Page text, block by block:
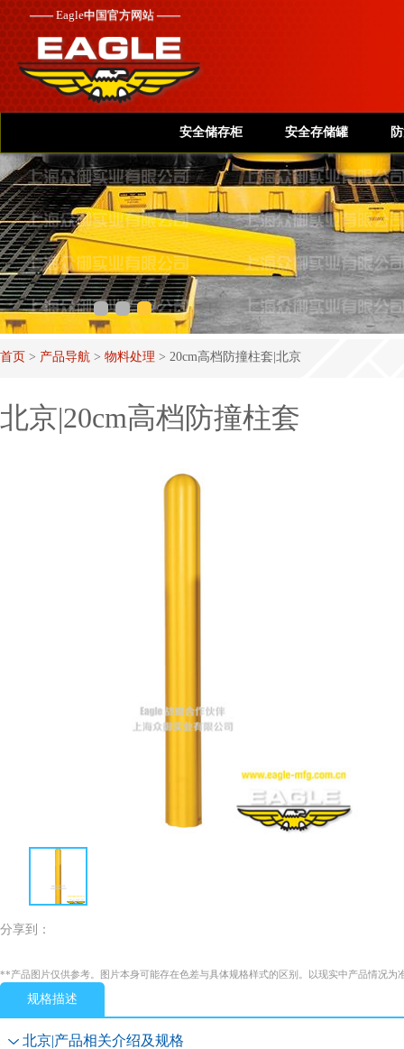
——Eagle中国官方网站 ——
安全储存柜 安全存储罐
首页 > 产品导航 > 物料处理 > 20cm高档防撞柱套|北京
北京|20cm高档防撞柱套
分享到：
**产品图片仅供参考。图片本身可能存在色差与具体规格样式的区别。以现实中产品情况为
规格描述
北京|产品相关介绍及规格